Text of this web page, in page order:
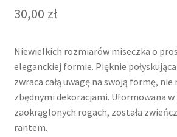
30,00 zł
Niewielkich rozmiarów miseczka o
eleganckiej formie. Pięknie
zwraca całą uwagę na swoją formę,
zbędnymi dekoracjami. Uformowana
zaokrąglonych rogach, została
rantem.